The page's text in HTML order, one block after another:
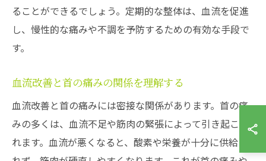
ることができるでしょう。定期的な整体は、血流を促進
し、慢性的な痛みや不調を予防するための有効な手段で
す。
血流改善と首の痛みの関係を理解する
血流改善と首の痛みには密接な関係があります。首の痛
みの多くは、血流不足や筋肉の緊張によって引き起こさ
れます。血流が悪くなると、酸素や栄養が十分に供給さ